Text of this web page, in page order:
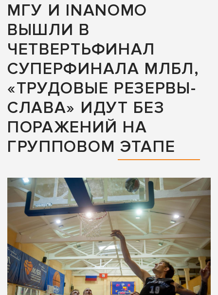
МГУ И INANOMO
ВЫШЛИ В
ЧЕТВЕРТЬФИНАЛ
СУПЕРФИНАЛА МЛБЛ,
«ТРУДОВЫЕ РЕЗЕРВЫ-
СЛАВА» ИДУТ БЕЗ
ПОРАЖЕНИЙ НА
ГРУППОВОМ ЭТАПЕ